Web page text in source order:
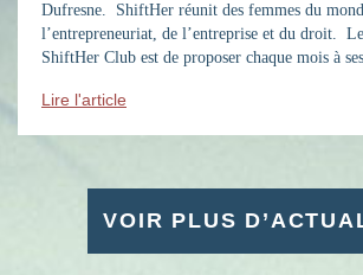
Dufresne. ShiftHer réunit des femmes du
l’entrepreneuriat, de l’entreprise et du droit.
ShiftHer Club est de proposer chaque mois à
Lire l'article
VOIR PLUS